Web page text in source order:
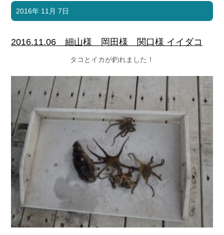
2016年 11月 7日
2016.11.06 細山様 岡田様 関口様 イイダコ
タコとイカが釣れました！